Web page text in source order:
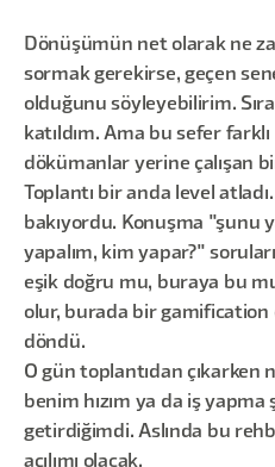
Dönüşümün net olarak ne
sormak gerekirse, geçen
olduğunu söyleyebilirim.
katıldım. Ama bu sefer
dökümanlar yerine çalışan
Toplantı bir anda level
bakıyordu. Konuşma "şunu
yapalım, kim yapar?"
eşik doğru mu, buraya bu
olur, burada bir gamification
döndü.
O gün toplantıdan çıkarken
benim hızım ya da iş
getirdiğimdi. Aslında bu
açılımı olacak.